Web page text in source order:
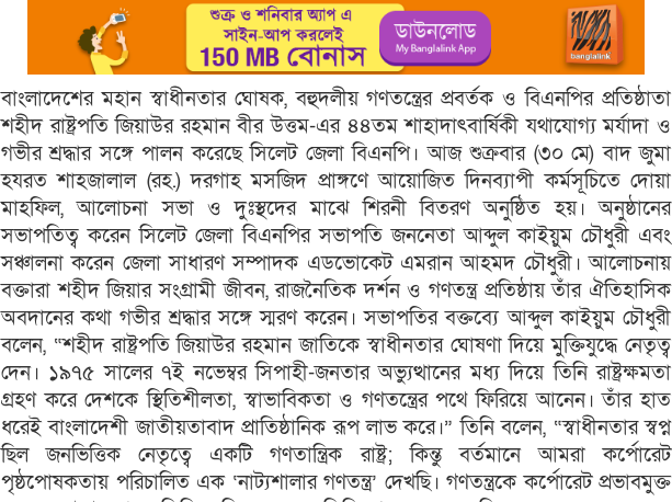
বাংলাদেশের মহান স্বাধীনতার ঘোষক, বহুদলীয় গণতন্ত্রের প্রবর্তক ও বিএনপির প্রতিষ্ঠাতা
শহীদ রাষ্ট্রপতি জিয়াউর রহমান বীর উত্তম-এর ৪৪তম শাহাদাৎবার্ষিকী যথাযোগ্য মর্যাদা ও
গভীর শ্রদ্ধার সঙ্গে পালন করেছে সিলেট জেলা বিএনপি। আজ শুক্রবার (৩০ মে) বাদ জুমা
হযরত শাহজালাল (রহ.) দরগাহ মসজিদ প্রাঙ্গণে আয়োজিত দিনব্যাপী কর্মসূচিতে দোয়া
মাহফিল, আলোচনা সভা ও দুঃস্থদের মাঝে শিরনী বিতরণ অনুষ্ঠিত হয়। অনুষ্ঠানের
সভাপতিত্ব করেন সিলেট জেলা বিএনপির সভাপতি জননেতা আব্দুল কাইয়ুম চৌধুরী এবং
সঞ্চালনা করেন জেলা সাধারণ সম্পাদক এডভোকেট এমরান আহমদ চৌধুরী। আলোচনায়
বক্তারা শহীদ জিয়ার সংগ্রামী জীবন, রাজনৈতিক দর্শন ও গণতন্ত্র প্রতিষ্ঠায় তাঁর ঐতিহাসিক
অবদানের কথা গভীর শ্রদ্ধার সঙ্গে স্মরণ করেন। সভাপতির বক্তব্যে আব্দুল কাইয়ুম চৌধুরী
বলেন, “শহীদ রাষ্ট্রপতি জিয়াউর রহমান জাতিকে স্বাধীনতার ঘোষণা দিয়ে মুক্তিযুদ্ধে নেতৃত্ব
দেন। ১৯৭৫ সালের ৭ই নভেম্বর সিপাহী-জনতার অভ্যুত্থানের মধ্য দিয়ে তিনি রাষ্ট্রক্ষমতা
গ্রহণ করে দেশকে স্থিতিশীলতা, স্বাভাবিকতা ও গণতন্ত্রের পথে ফিরিয়ে আনেন। তাঁর হাত
ধরেই বাংলাদেশী জাতীয়তাবাদ প্রাতিষ্ঠানিক রূপ লাভ করে।” তিনি বলেন, “স্বাধীনতার স্বপ্ন
ছিল জনভিত্তিক নেতৃত্বে একটি গণতান্ত্রিক রাষ্ট্র; কিন্তু বর্তমানে আমরা কর্পোরেট
পৃষ্ঠপোষকতায় পরিচালিত এক ‘নাট্যশালার গণতন্ত্র’ দেখছি। গণতন্ত্রকে কর্পোরেট প্রভাবমুক্ত